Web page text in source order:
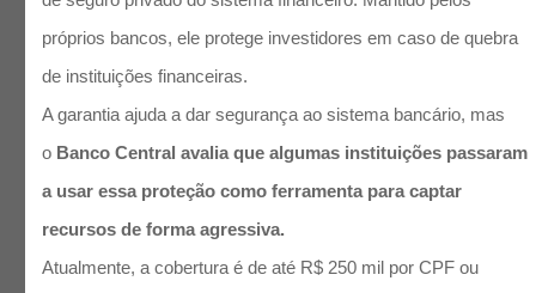
próprios bancos, ele protege investidores em caso de quebra
de instituições financeiras.
A garantia ajuda a dar segurança ao sistema bancário, mas
o Banco Central avalia que algumas instituições passaram
a usar essa proteção como ferramenta para captar
recursos de forma agressiva.
Atualmente, a cobertura é de até R$ 250 mil por CPF ou